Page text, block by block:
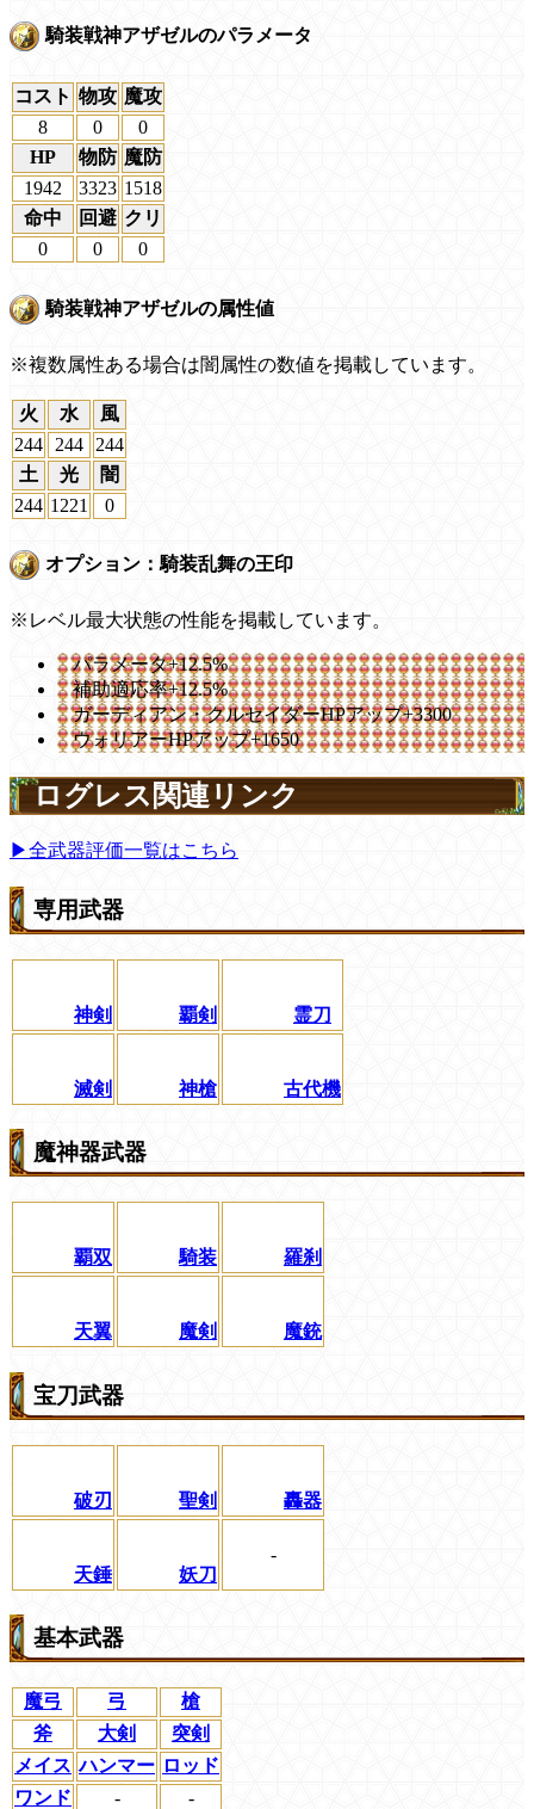
騎装戦神アザゼルのパラメータ
コスト 物攻 魔攻
8
0
0
HP
物防 魔防
1942
3323 1518
命中
回避 クリ
0
0 0
騎装戦神アザゼルの属性値
※複数属性ある場合は闇属性の数値を掲載しています。
火 水
風
244
244
244
土
光
闇
244 1221 0
オプション：騎装乱舞の王印
※レベル最大状態の性能を掲載しています。
パラメータ+12.5%
補助適応率+12.5%
ガーディアン・クルセイダーHPアップ+3300
ウォリアーHPアップ+1650
ログレス関連リンク
▶全武器評価一覧はこちら
専用武器
神剣 覇剣 霊刀
滅剣 神槍 古代機
魔神器武器
覇双 騎装 羅刹
天翼 魔剣 魔銃
宝刀武器
破刃 聖剣 轟器
天錘 妖刀
-
基本武器
魔弓 弓
槍
斧
大剣
突剣
メイス ハンマー ロッド
ワンド
- -